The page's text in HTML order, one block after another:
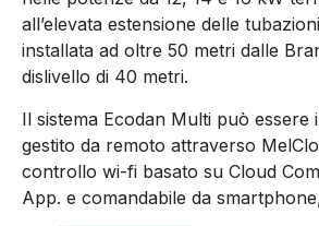
all’elevata estensione delle
installata ad oltre 50 metri dalle
dislivello di 40 metri.
Il sistema Ecodan Multi può essere
gestito da remoto attraverso
controllo wi-fi basato su Cloud
App. e comandabile da